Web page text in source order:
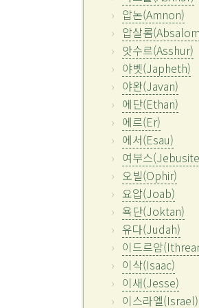
압논(Amnon)
압살롬
앗수르(Asshur)
야벳(Japheth)
야완(Javan)
에단(Ethan)
에르(Er)
에서(Esau)
여부스
오빌(Ophir)
요압(Joab)
욕단(Joktan)
유다(Judah)
이드르암
이삭(Isaac)
이새(Jesse)
이스라엘(Israel)